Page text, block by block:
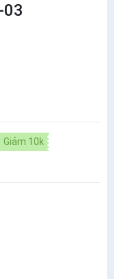
03
Giảm 10k